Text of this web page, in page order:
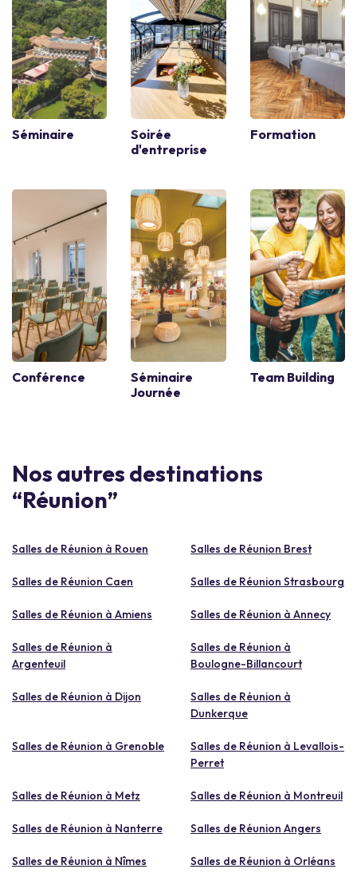
Séminaire
Soirée
d'entreprise
Formation
Conférence
Séminaire
Journée
Team Building
Nos autres destinations
“Réunion”
Salles de Réunion à Rouen Salles de Réunion Brest
Salles de Réunion Caen Salles de Réunion Strasbourg
Salles de Réunion à Amiens Salles de Réunion à Annecy
Salles de Réunion à
Argenteuil
Salles de Réunion à
Boulogne-Billancourt
Salles de Réunion à Dijon
Salles de Réunion à
Dunkerque
Salles de Réunion à Grenoble
Salles de Réunion à Levallois-
Perret
Salles de Réunion à Metz Salles de Réunion à Montreuil
Salles de Réunion à Nanterre Salles de Réunion Angers
Salles de Réunion à Nîmes Salles de Réunion à Orléans